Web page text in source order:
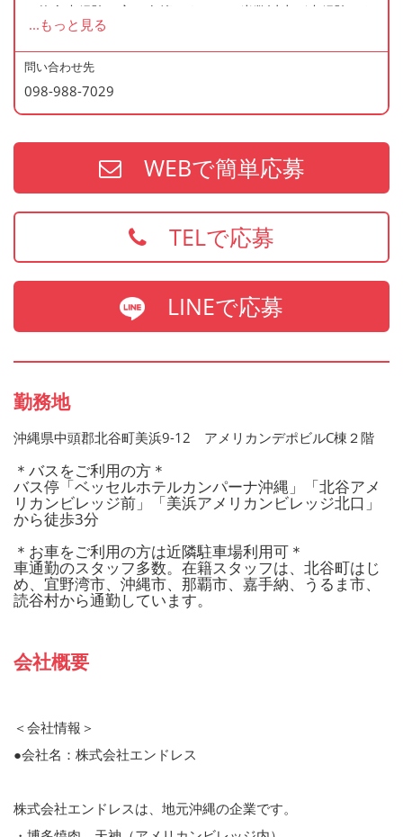
宜野湾市、沖縄市、那覇市、嘉手納、うるま市、読谷村か
ら通勤しています。
・飲食未経験の方（在籍スタッフの半数以上が未経験から
スタートしています。）
・時間帯・シフトの融通が利く方
・土日どちらか勤務可能な方
※学歴や年齢は不問です。
... もっと見る
問い合わせ先
098-988-7029
WEBで簡単応募
TELで応募
LINEで応募
勤務地
沖縄県中頭郡北谷町美浜9-12 アメリカンデポビルC棟２階
＊バスをご利用の方＊
バス停「ベッセルホテルカンパーナ沖縄」「北谷アメ
リカンビレッジ前」「美浜アメリカンビレッジ北口」
から徒歩3分
＊お車をご利用の方は近隣駐車場利用可＊
車通勤のスタッフ多数。在籍スタッフは、北谷町はじ
め、宜野湾市、沖縄市、那覇市、嘉手納、うるま市、
読谷村から通勤しています。
会社概要
＜会社情報＞
●会社名：株式会社エンドレス
株式会社エンドレスは、地元沖縄の企業です。